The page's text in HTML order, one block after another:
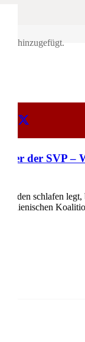
hinzugefügt.
der SVP –
schlafen
italienischen